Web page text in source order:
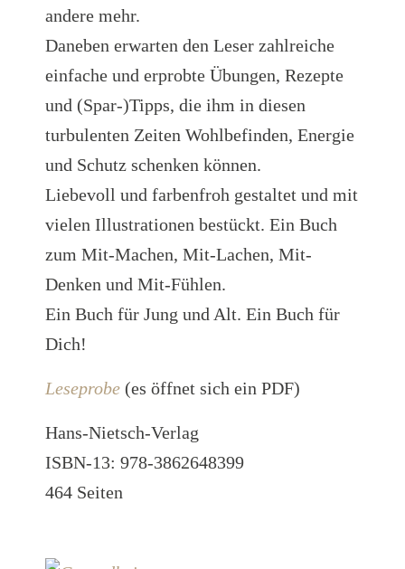
andere mehr.
Daneben erwarten den Leser zahlreiche
einfache und erprobte Übungen, Rezepte
und (Spar-)Tipps, die ihm in diesen
turbulenten Zeiten Wohlbefinden, Energie
und Schutz schenken können.
Liebevoll und farbenfroh gestaltet und mit
vielen Illustrationen bestückt. Ein Buch
zum Mit-Machen, Mit-Lachen, Mit-
Denken und Mit-Fühlen.
Ein Buch für Jung und Alt. Ein Buch für
Dich!
Leseprobe (es öffnet sich ein PDF)
Hans-Nietsch-Verlag
ISBN-13: 978-3862648399
464 Seiten